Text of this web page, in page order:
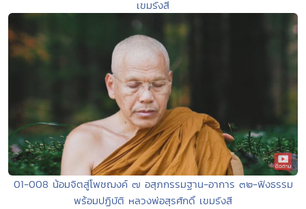
เขมรังสี
01-008 น้อมจิตสู่โพชฌงค์ ๗ อสุภกรรมฐาน-อาการ ๓๒-ฟังธรรม
พร้อมปฏิบัติ หลวงพ่อสุรศักดิ์ เขมรังสี